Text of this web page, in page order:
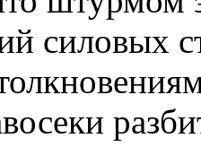
силовых